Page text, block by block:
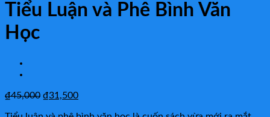
Tiểu Luận và Phê Bình Văn
Học
₫45,000 ₫31,500